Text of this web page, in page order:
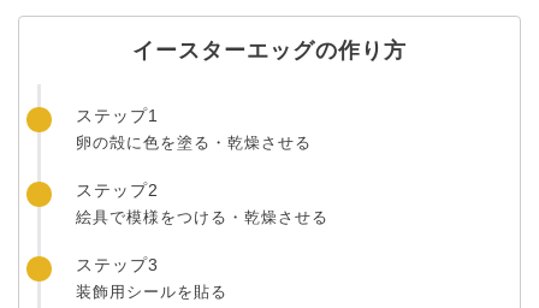
イースターエッグの作り方
ステップ1
卵の殻に色を塗る・乾燥させる
ステップ2
絵具で模様をつける・乾燥させる
ステップ3
装飾用シールを貼る